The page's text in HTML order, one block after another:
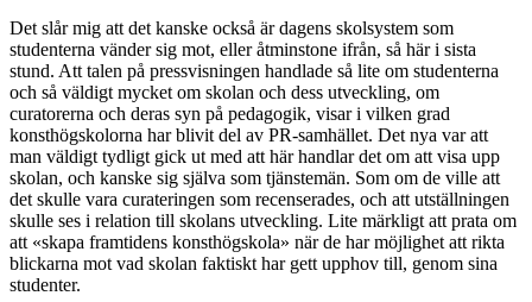
Det slår mig att det kanske också är dagens skolsystem som
studenterna vänder sig mot, eller åtminstone ifrån, så här i sista
stund. Att talen på pressvisningen handlade så lite om studenterna
och så väldigt mycket om skolan och dess utveckling, om
curatorerna och deras syn på pedagogik, visar i vilken grad
konsthögskolorna har blivit del av PR-samhället. Det nya var att
man väldigt tydligt gick ut med att här handlar det om att visa upp
skolan, och kanske sig själva som tjänstemän. Som om de ville att
det skulle vara curateringen som recenserades, och att utställningen
skulle ses i relation till skolans utveckling. Lite märkligt att prata om
att «skapa framtidens konsthögskola» när de har möjlighet att rikta
blickarna mot vad skolan faktiskt har gett upphov till, genom sina
studenter.